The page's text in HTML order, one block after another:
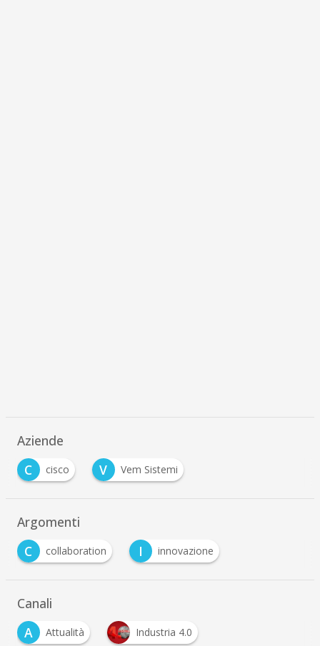
Aziende
C
cisco V Vem Sistemi
Argomenti
C
collaboration I innovazione
Canali
A
Attualità Industria 4.0